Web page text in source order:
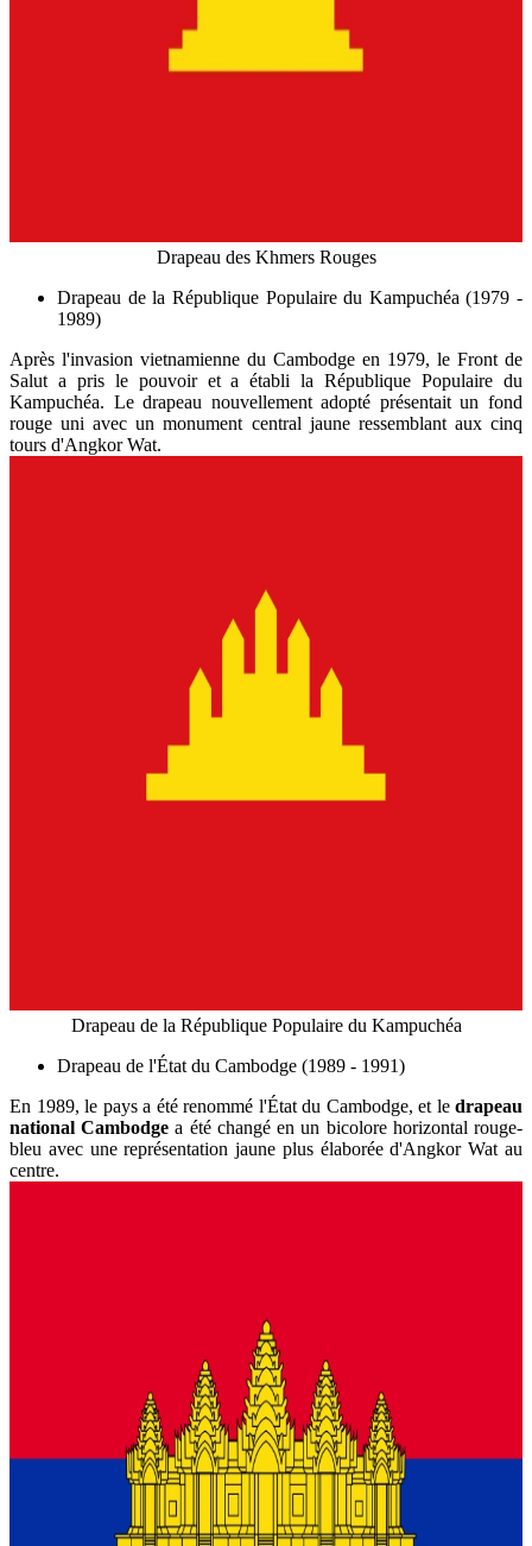
Drapeau des Khmers Rouges
Drapeau de la République Populaire du Kampuchéa (1979 -
1989)
Après l'invasion vietnamienne du Cambodge en 1979, le Front de
Salut a pris le pouvoir et a établi la République Populaire du
Kampuchéa. Le drapeau nouvellement adopté présentait un fond
rouge uni avec un monument central jaune ressemblant aux cinq
tours d'Angkor Wat.
Drapeau de la République Populaire du Kampuchéa
Drapeau de l'État du Cambodge (1989 - 1991)
En 1989, le pays a été renommé l'État du Cambodge, et le drapeau
national Cambodge a été changé en un bicolore horizontal rouge-
bleu avec une représentation jaune plus élaborée d'Angkor Wat au
centre.